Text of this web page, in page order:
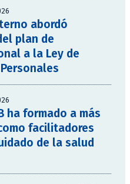
abordó
plan de
a la Ley de
ha formado a más
facilitadores
de la salud